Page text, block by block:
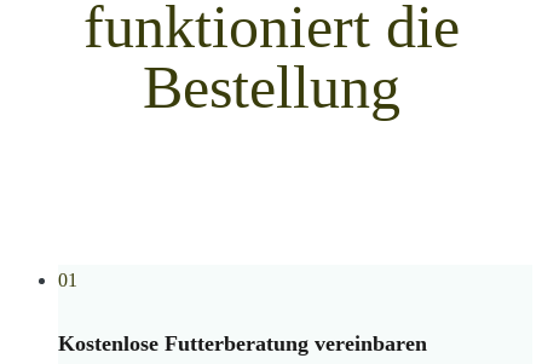
funktioniert die
Bestellung
01
Kostenlose Futterberatung vereinbaren